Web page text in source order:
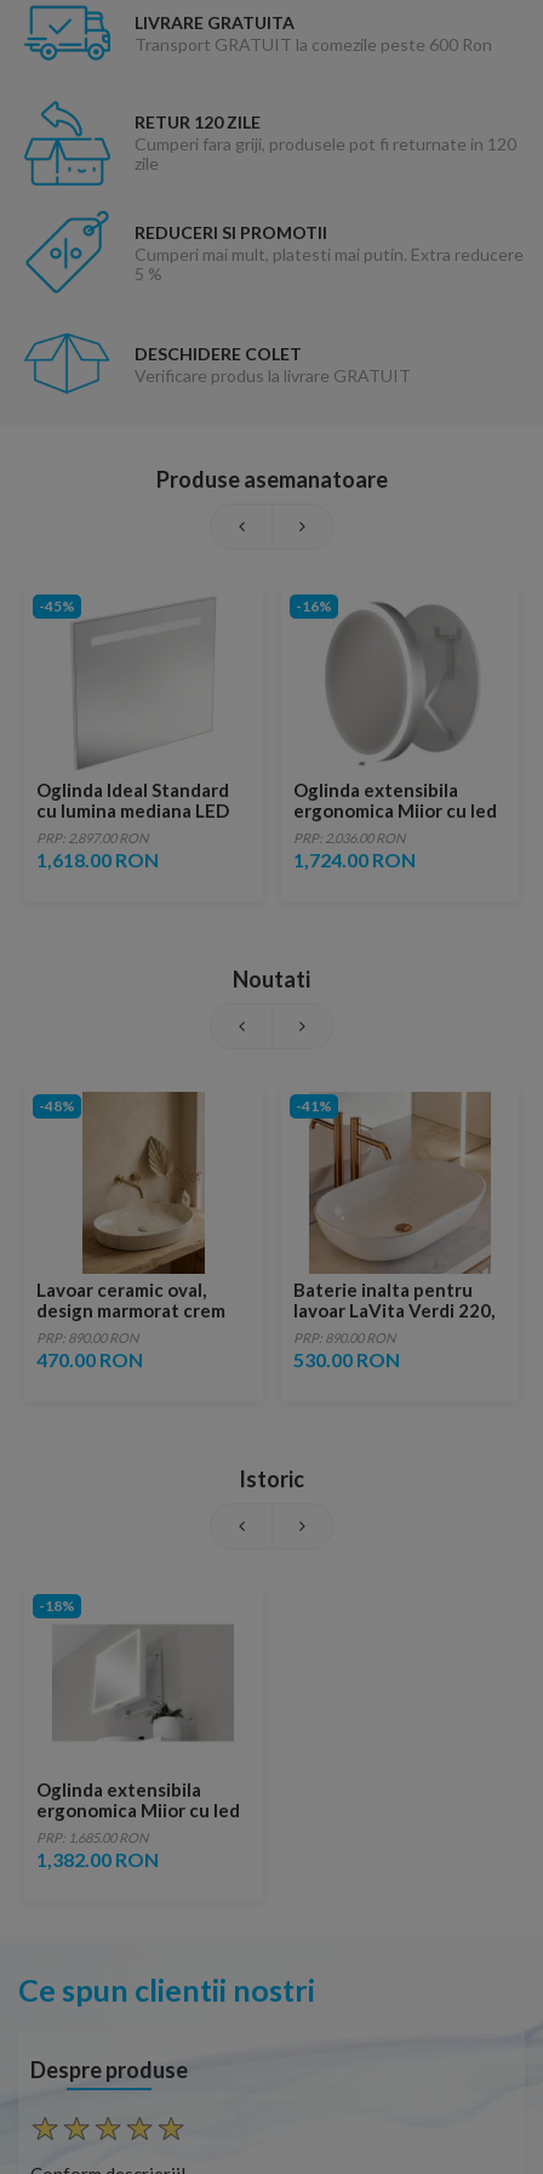
LIVRARE GRATUITA
Transport GRATUIT la comezile peste 600 Ron
RETUR 120 ZILE
Cumperi fara griji, produsele pot fi returnate in 120
zile
REDUCERI SI PROMOTII
Cumperi mai mult, platesti mai putin. Extra reducere
5 %
DESCHIDERE COLET
Verificare produs la livrare GRATUIT
Produse asemanatoare
-45%
Oglinda Ideal Standard
cu lumina mediana LED
31.3W, 80 x 70 cm
PRP: 2,897.00 RON
1,618.00 RON
-16%
Oglinda extensibila
ergonomica Miior cu led
cu raza de 60 x 0-24 cm
PRP: 2,036.00 RON
1,724.00 RON
Noutati
-48%
Lavoar ceramic oval,
design marmorat crem
lucios cu vene aurii,
ventil inclus
PRP: 890.00 RON
470.00 RON
-41%
Baterie inalta pentru
lavoar LaVita Verdi 220,
fara ventil, brushed
copper
PRP: 890.00 RON
530.00 RON
Istoric
-18%
Oglinda extensibila
ergonomica Miior cu led
58 x 60 x 7-37 cm
PRP: 1,685.00 RON
1,382.00 RON
Ce spun clientii nostri
Despre produse